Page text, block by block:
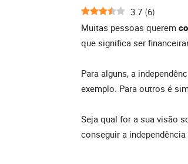
3.7 (6)
Muitas pessoas querem
que significa ser
Para alguns, a
exemplo. Para outros é
Seja qual for a sua visão
conseguir a